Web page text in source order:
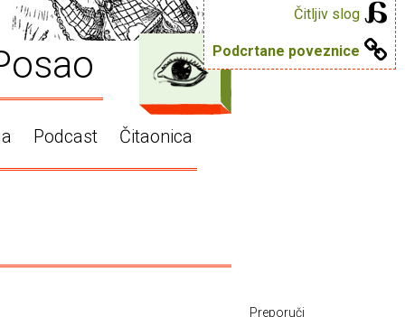
Čitljiv slog
Podcrtane poveznice
Podcast Čitaonica
Preporuči